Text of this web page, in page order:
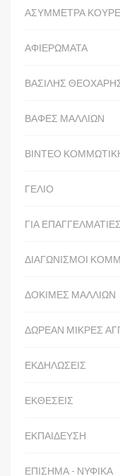
ΑΣΥΜΜΕΤΡΑ
ΑΦΙΕΡΩΜΑΤΑ
ΒΑΣΙΛΗΣ
ΒΑΦΕΣ ΜΑΛΛΙΩΝ
ΒΙΝΤΕΟ
ΓΕΛΙΟ
ΓΙΑ ΕΠΑΓΓΕΛΜΑΤΙΕΣ
ΔΙΑΓΩΝΙΣΜΟΙ
ΔΟΚΙΜΕΣ ΜΑΛΛΙΩΝ
ΔΩΡΕΑΝ ΜΙΚΡΕΣ
ΕΚΔΗΛΩΣΕΙΣ
ΕΚΘΕΣΕΙΣ
ΕΚΠΑΙΔΕΥΣΗ
ΕΠΙΣΗΜΑ - ΝΥΦΙΚΑ